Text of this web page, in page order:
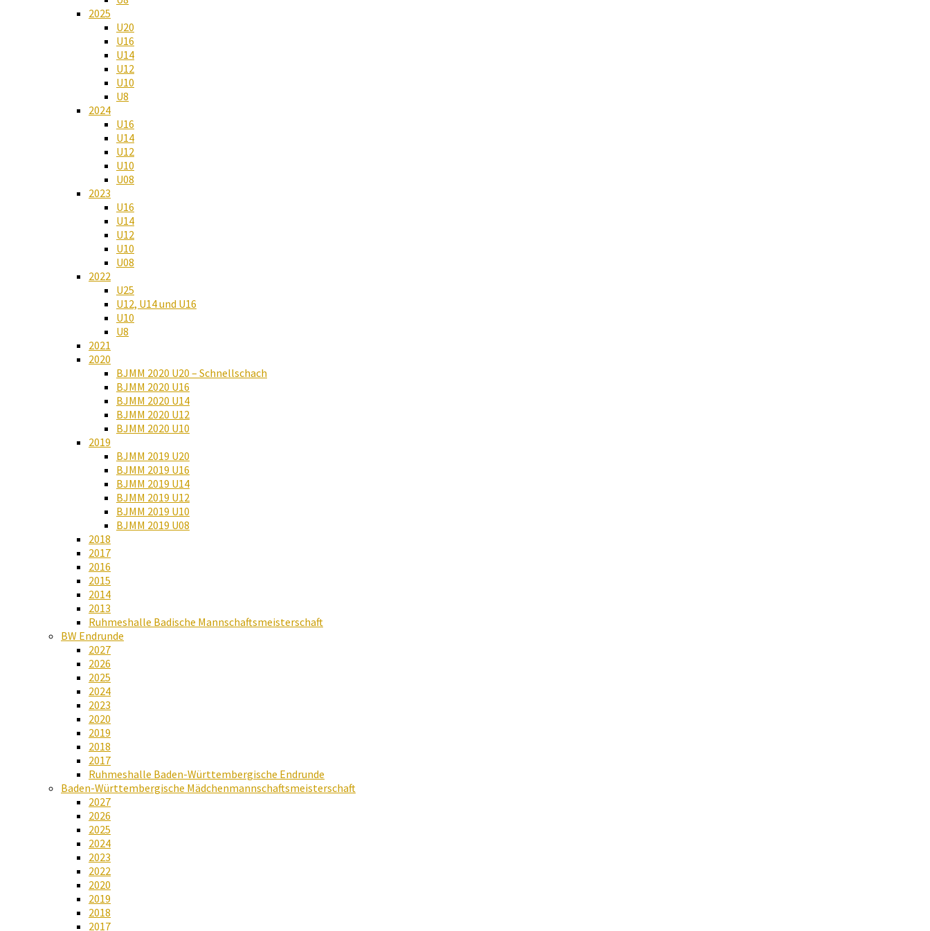
2025
U20
U16
U14
U12
U10
U8
2024
U16
U14
U12
U10
U08
2023
U16
U14
U12
U10
U08
2022
U25
U12, U14 und U16
U10
U8
2021
2020
BJMM 2020 U20 – Schnellschach
BJMM 2020 U16
BJMM 2020 U14
BJMM 2020 U12
BJMM 2020 U10
2019
BJMM 2019 U20
BJMM 2019 U16
BJMM 2019 U14
BJMM 2019 U12
BJMM 2019 U10
BJMM 2019 U08
2018
2017
2016
2015
2014
2013
Ruhmeshalle Badische Mannschaftsmeisterschaft
BW Endrunde
2027
2026
2025
2024
2023
2020
2019
2018
2017
Ruhmeshalle Baden-Württembergische Endrunde
Baden-Württembergische Mädchenmannschaftsmeisterschaft
2027
2026
2025
2024
2023
2022
2020
2019
2018
2017